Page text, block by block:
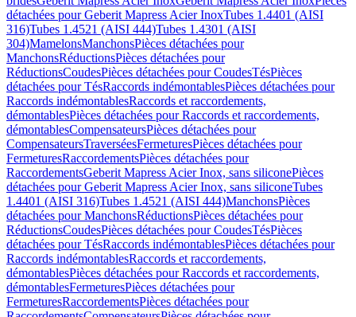
détachées pour Geberit Mapress Acier InoxTubes 1.4401 (AISI
316)Tubes 1.4521 (AISI 444)Tubes 1.4301 (AISI
304)MamelonsManchonsPièces détachées pour
ManchonsRéductionsPièces détachées pour
RéductionsCoudesPièces détachées pour CoudesTésPièces
détachées pour TésRaccords indémontablesPièces détachées pour
Raccords indémontablesRaccords et raccordements,
démontablesPièces détachées pour Raccords et raccordements,
démontablesCompensateursPièces détachées pour
CompensateursTraverséesFermeturesPièces détachées pour
FermeturesRaccordementsPièces détachées pour
RaccordementsGeberit Mapress Acier Inox, sans siliconePièces
détachées pour Geberit Mapress Acier Inox, sans siliconeTubes
1.4401 (AISI 316)Tubes 1.4521 (AISI 444)ManchonsPièces
détachées pour ManchonsRéductionsPièces détachées pour
RéductionsCoudesPièces détachées pour CoudesTésPièces
détachées pour TésRaccords indémontablesPièces détachées pour
Raccords indémontablesRaccords et raccordements,
démontablesPièces détachées pour Raccords et raccordements,
démontablesFermeturesPièces détachées pour
FermeturesRaccordementsPièces détachées pour